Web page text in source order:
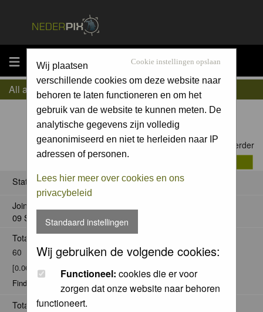
MENU Cookie instellingen opslaan
Wij plaatsen
verschillende cookies om deze website naar
behoren te laten functioneren en om het
gebruik van de website te kunnen meten. De
analytische gegevens zijn volledig
geanonimiseerd en niet te herleiden naar IP
adressen of personen.
Lees hier meer over cookies en ons
privacybeleid
Standaard instellingen
Wij gebruiken de volgende cookies:
Functioneel: cookies die er voor
zorgen dat onze website naar behoren
functioneert.
All about Jelger Herder
Contact Jelger Herder
Status
Joined:
09 Sep 2005
Total posts:
60
[0.06% of total / 0.01 posts per day]
Find all posts by Jelger Herder
Total Comments: